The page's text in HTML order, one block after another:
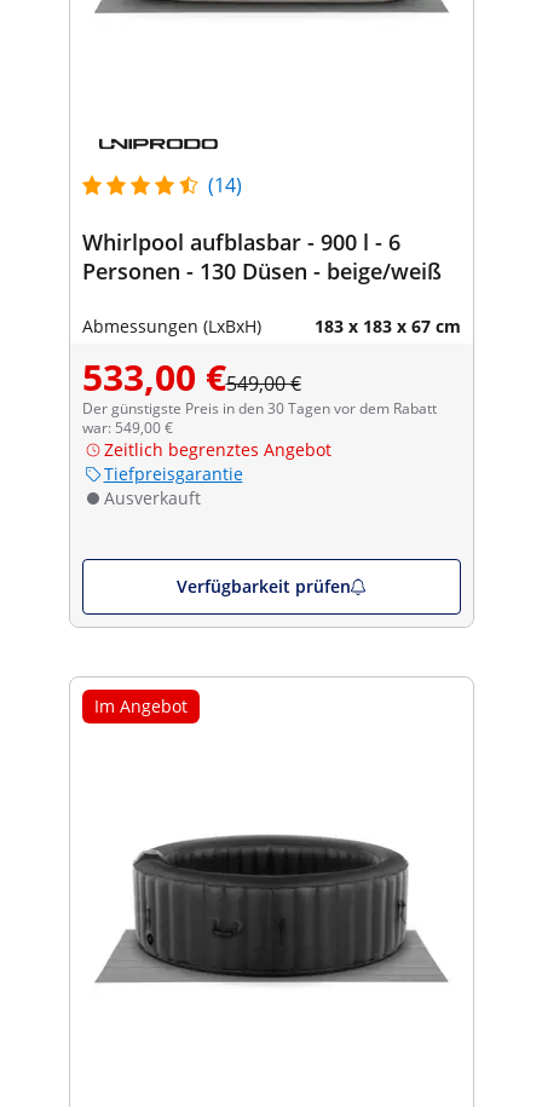
(14)
Whirlpool aufblasbar - 900 l - 6
Personen - 130 Düsen - beige/weiß
Abmessungen (LxBxH) 183 x 183 x 67 cm
533,00 €549,00 €
Der günstigste Preis in den 30 Tagen vor dem Rabatt
war: 549,00 €
Zeitlich begrenztes Angebot
Tiefpreisgarantie
Ausverkauft
Verfügbarkeit prüfen
Im Angebot